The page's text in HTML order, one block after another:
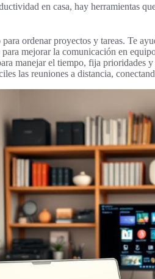
en casa, hay herramientas
para ordenar proyectos y tareas. Te
para mejorar la comunicación en
manejar el tiempo, fija prioridades y
las reuniones a distancia,